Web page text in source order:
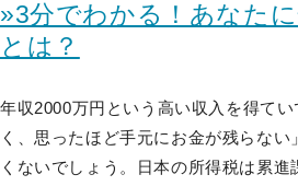
»3分でわかる！あなた
とは？
年収2000万円という高い収入を得て
く、思ったほど手元にお金が残らな
くないでしょう。日本の所得税は累進